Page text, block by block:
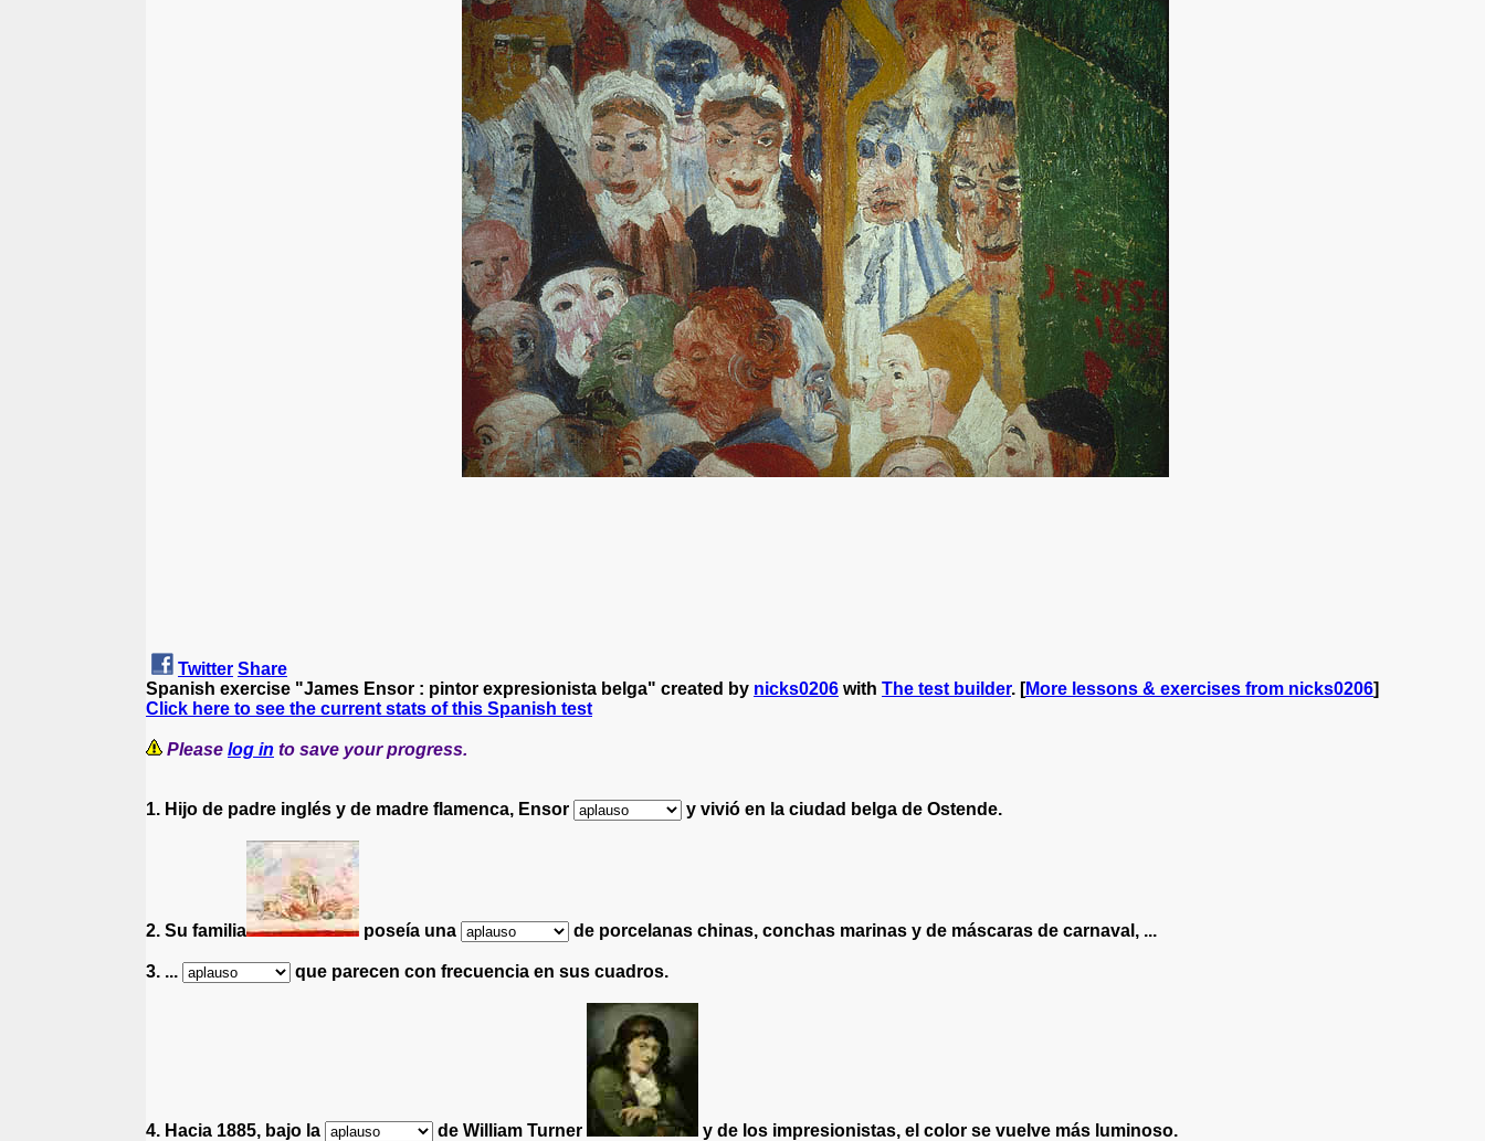
Twitter Share
Spanish exercise "James Ensor : pintor expresionista belga" created by nicks0206 with The test builder. [More lessons & exercises from nicks0206]
Click here to see the current stats of this Spanish test
Please log in to save your progress.
1. Hijo de padre inglés y de madre flamenca, Ensor y vivió en la ciudad belga de Ostende.
2. Su familia poseía una de porcelanas chinas, conchas marinas y de máscaras de carnaval, ...
3. ... que parecen con frecuencia en sus cuadros.
4. Hacia 1885, bajo la de William Turner y de los impresionistas, el color se vuelve más luminoso.